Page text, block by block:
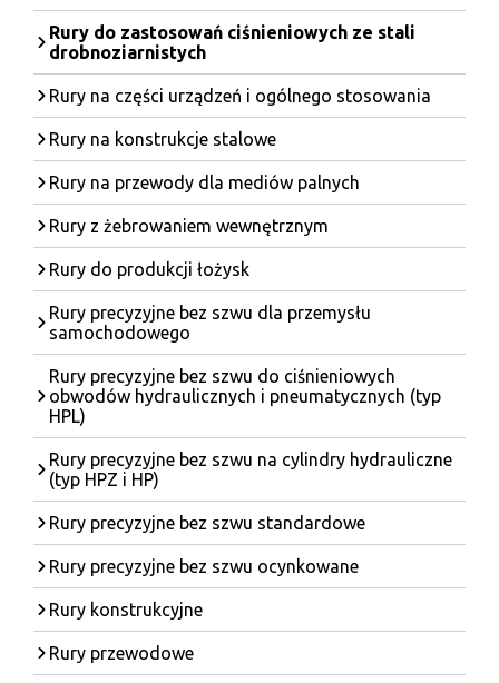
Rury do zastosowań ciśnieniowych ze stali
drobnoziarnistych
Rury na części urządzeń i ogólnego stosowania
Rury na konstrukcje stalowe
Rury na przewody dla mediów palnych
Rury z żebrowaniem wewnętrznym
Rury do produkcji łożysk
Rury precyzyjne bez szwu dla przemysłu
samochodowego
Rury precyzyjne bez szwu do ciśnieniowych
obwodów hydraulicznych i pneumatycznych (typ
HPL)
Rury precyzyjne bez szwu na cylindry hydrauliczne
(typ HPZ i HP)
Rury precyzyjne bez szwu standardowe
Rury precyzyjne bez szwu ocynkowane
Rury konstrukcyjne
Rury przewodowe